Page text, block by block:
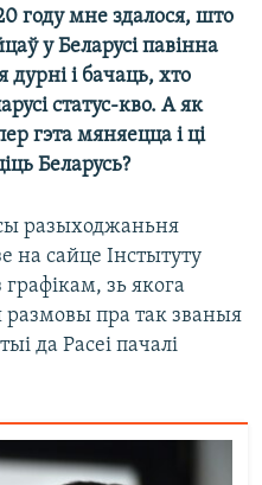
году мне здалося, што
у Беларусі павінна
і бачаць, хто
статус-кво. А як
гэта мяняецца і ці
Беларусь?
разыходжаньня
на сайце Інстытуту
графікам, зь якога
размовы пра так званыя
да Расеі пачалі